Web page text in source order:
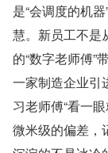
是“会调度的机
慧。新员工不是
的“数字老师傅”
一家制造企业引
习老师傅“看一
微米级的偏差，